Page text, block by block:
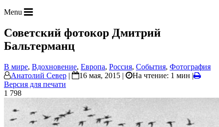
Menu
Советский фотокор Дмитрий
Бальтерманц
В мире, Вдохновение, Европа, Россия, События, Фотография
Анатолий Север | 16 мая, 2015 | На чтение: 1 мин |
Версия для печати
1 798